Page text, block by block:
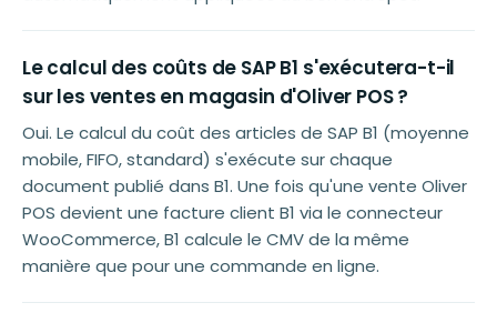
Le calcul des coûts de SAP B1 s'exécutera-t-il
sur les ventes en magasin d'Oliver POS ?
Oui. Le calcul du coût des articles de SAP B1 (moyenne
mobile, FIFO, standard) s'exécute sur chaque
document publié dans B1. Une fois qu'une vente Oliver
POS devient une facture client B1 via le connecteur
WooCommerce, B1 calcule le CMV de la même
manière que pour une commande en ligne.